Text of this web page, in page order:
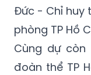
Đức - Chỉ huy
phòng TP Hồ
Cùng dự
đoàn thể TP